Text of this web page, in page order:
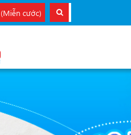
(Miễn cước)